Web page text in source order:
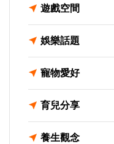
遊戲空間
娛樂話題
寵物愛好
育兒分享
養生觀念